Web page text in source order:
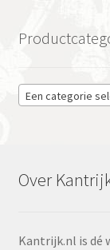
Een categorie
Over
Kantrijk.nl is dé